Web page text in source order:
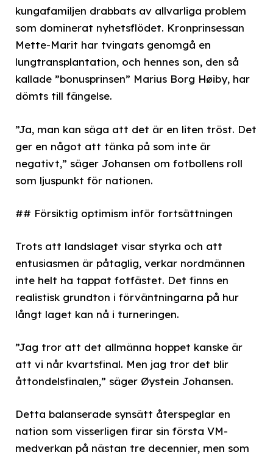
kungafamiljen drabbats av allvarliga problem
som dominerat nyhetsflödet. Kronprinsessan
Mette-Marit har tvingats genomgå en
lungtransplantation, och hennes son, den så
kallade ”bonusprinsen” Marius Borg Høiby, har
dömts till fängelse.
”Ja, man kan säga att det är en liten tröst. Det
ger en något att tänka på som inte är
negativt,” säger Johansen om fotbollens roll
som ljuspunkt för nationen.
## Försiktig optimism inför fortsättningen
Trots att landslaget visar styrka och att
entusiasmen är påtaglig, verkar nordmännen
inte helt ha tappat fotfästet. Det finns en
realistisk grundton i förväntningarna på hur
långt laget kan nå i turneringen.
”Jag tror att det allmänna hoppet kanske är
att vi når kvartsfinal. Men jag tror det blir
åttondelsfinalen,” säger Øystein Johansen.
Detta balanserade synsätt återspeglar en
nation som visserligen firar sin första VM-
medverkan på nästan tre decennier, men som